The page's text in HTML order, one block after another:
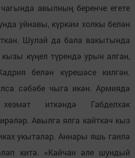
авылның беренче егете
уйнавы, күркәм холкы белән
Шулай да бала вакытында
кызы күңел түрендә урын алган,
белән күрешәсе килгән.
сәбәбе чыга икән. Армиядә
иткәндә Габделхак
Авылга ялга кайткач кыз
укыталар. Аннары яшь гаилә
китә. «Кайчан әле шундый